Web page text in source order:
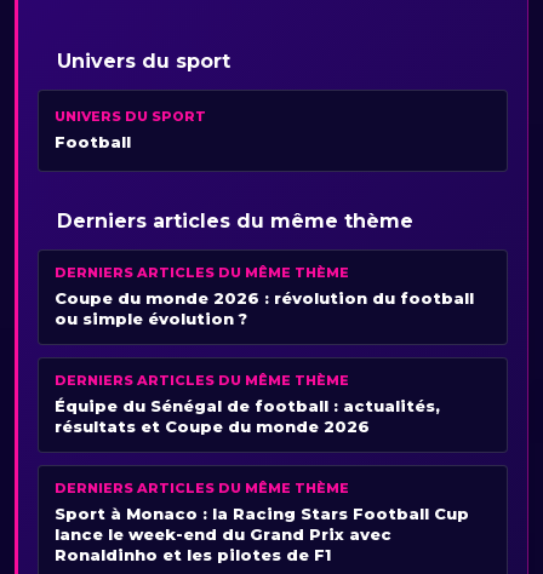
Univers du sport
UNIVERS DU SPORT
Football
Derniers articles du même thème
DERNIERS ARTICLES DU MÊME THÈME
Coupe du monde 2026 : révolution du football
ou simple évolution ?
DERNIERS ARTICLES DU MÊME THÈME
Équipe du Sénégal de football : actualités,
résultats et Coupe du monde 2026
DERNIERS ARTICLES DU MÊME THÈME
Sport à Monaco : la Racing Stars Football Cup
lance le week-end du Grand Prix avec
Ronaldinho et les pilotes de F1